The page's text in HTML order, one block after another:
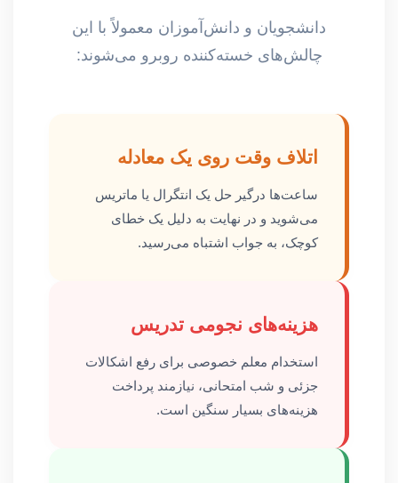
دانشجویان و دانش‌آموزان معمولاً با این
چالش‌های خسته‌کننده روبرو می‌شوند:
اتلاف وقت روی یک معادله
ساعت‌ها درگیر حل یک انتگرال یا ماتریس
می‌شوید و در نهایت به دلیل یک خطای
کوچک، به جواب اشتباه می‌رسید.
هزینه‌های نجومی تدریس
استخدام معلم خصوصی برای رفع اشکالات
جزئی و شب امتحانی، نیازمند پرداخت
هزینه‌های بسیار سنگین است.